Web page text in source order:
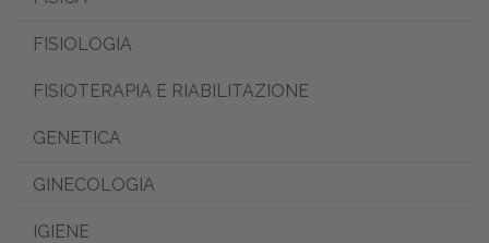
FISIOLOGIA
FISIOTERAPIA E RIABILITAZIONE
GENETICA
GINECOLOGIA
IGIENE